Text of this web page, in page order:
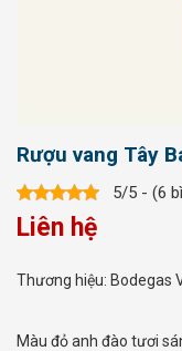
Rượu vang Tây
5/5 - (6
Liên hệ
Màu đỏ anh đào tươi
Thương hiệu: Bodegas